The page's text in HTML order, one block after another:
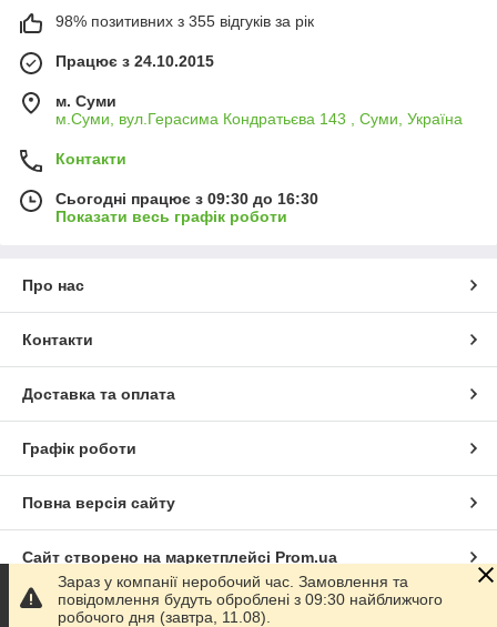
98% позитивних з 355 відгуків за рік
Працює з 24.10.2015
м. Суми
м.Суми, вул.Герасима Кондратьєва 143 , Суми, Україна
Контакти
Сьогодні працює з 09:30 до 16:30
Показати весь графік роботи
Про нас
Контакти
Доставка та оплата
Графік роботи
Повна версія сайту
Сайт створено на маркетплейсі Prom.ua
Політика конфіденційності
Зараз у компанії неробочий час. Замовлення та
повідомлення будуть оброблені з 09:30 найближчого
робочого дня (завтра, 11.08).